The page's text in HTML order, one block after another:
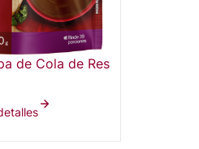
de Cola de Res